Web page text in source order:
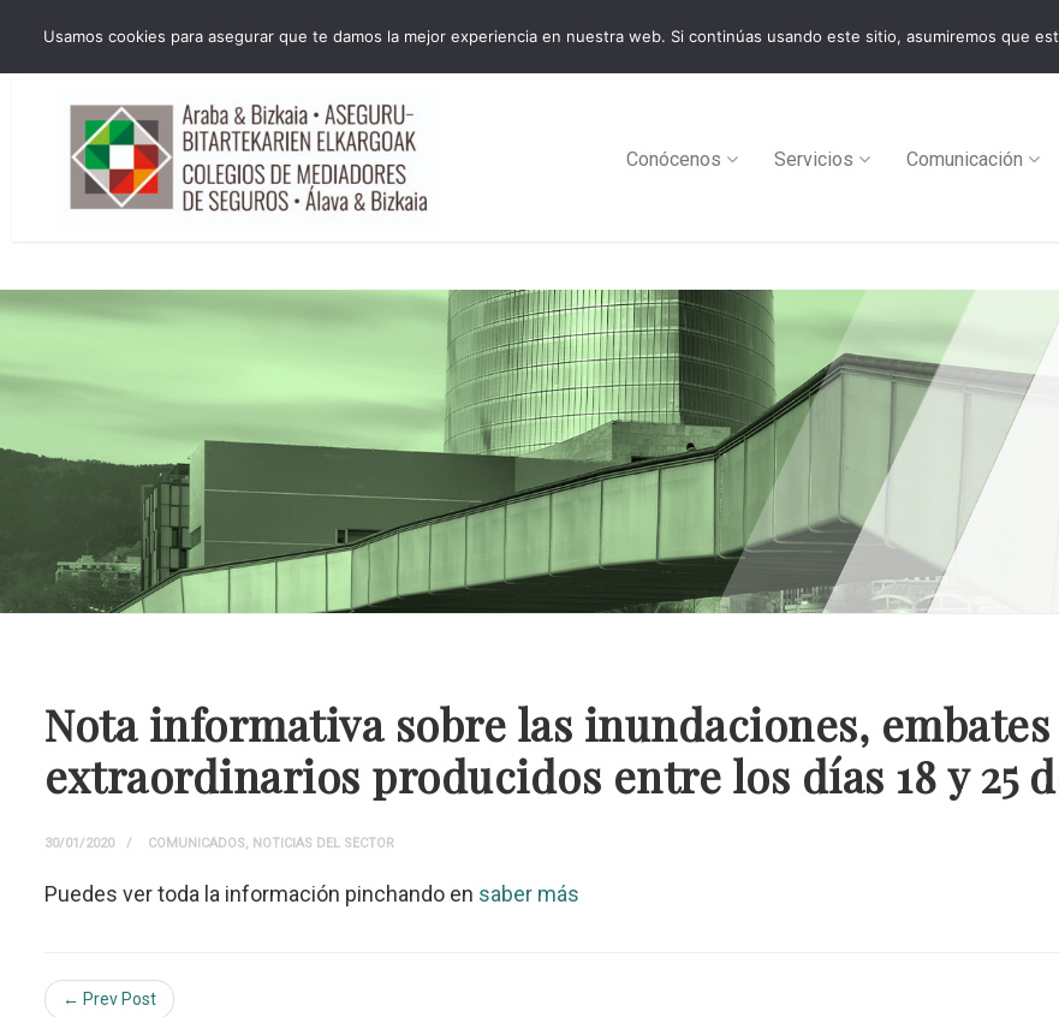
administracion@cmsab.eus 94.442.43.43 Móvil y Whatsapp 688.889.170
Conócenos Servicios Comunicación
Nota informativa sobre las inundaciones,
extraordinarios producidos entre los días 18 y 25
30/01/2020 COMUNICADOS NOTICIAS DEL SECTOR
Puedes ver toda la información pinchando en saber más
← Prev Post
Usamos cookies para asegurar que te damos la mejor experiencia en nuestra web. Si continúas usando este sitio, asumiremos que